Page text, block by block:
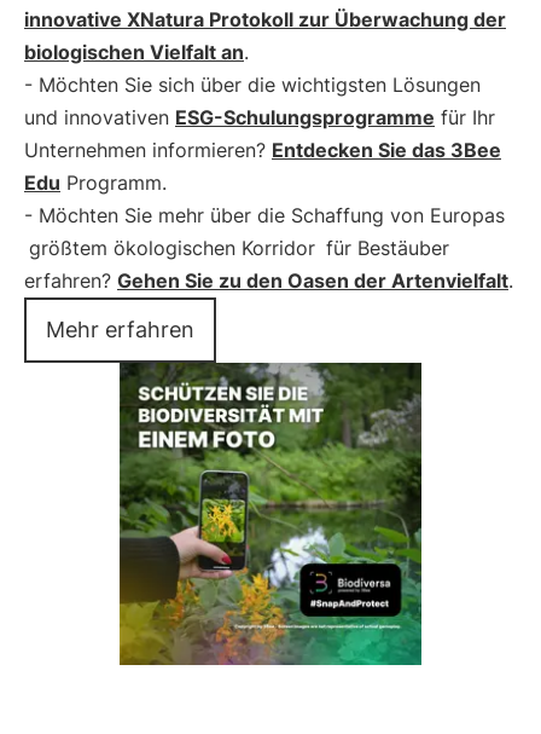
innovative XNatura Protokoll zur Überwachung der
biologischen Vielfalt an.
- Möchten Sie sich über die wichtigsten Lösungen
und innovativen ESG-Schulungsprogramme für Ihr
Unternehmen informieren? Entdecken Sie das 3Bee
Edu Programm.
- Möchten Sie mehr über die Schaffung von Europas
größtem ökologischen Korridor für Bestäuber
erfahren? Gehen Sie zu den Oasen der Artenvielfalt.
Mehr erfahren